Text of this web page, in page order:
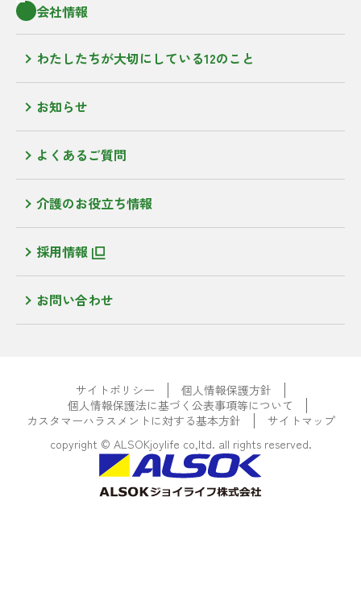
会社情報
わたしたちが大切にしている12のこと
お知らせ
よくあるご質問
介護のお役立ち情報
採用情報
お問い合わせ
サイトポリシー
個人情報保護方針
個人情報保護法に基づく公表事項等について
カスタマーハラスメントに対する基本方針
サイトマップ
copyright © ALSOKjoylife co,ltd. all rights reserved.